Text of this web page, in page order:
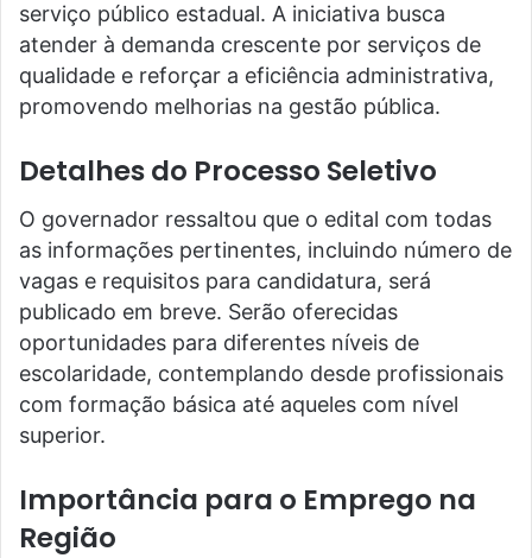
serviço público estadual. A iniciativa busca
atender à demanda crescente por serviços de
qualidade e reforçar a eficiência administrativa,
promovendo melhorias na gestão pública.
Detalhes do Processo Seletivo
O governador ressaltou que o edital com todas
as informações pertinentes, incluindo número de
vagas e requisitos para candidatura, será
publicado em breve. Serão oferecidas
oportunidades para diferentes níveis de
escolaridade, contemplando desde profissionais
com formação básica até aqueles com nível
superior.
Importância para o Emprego na
Região